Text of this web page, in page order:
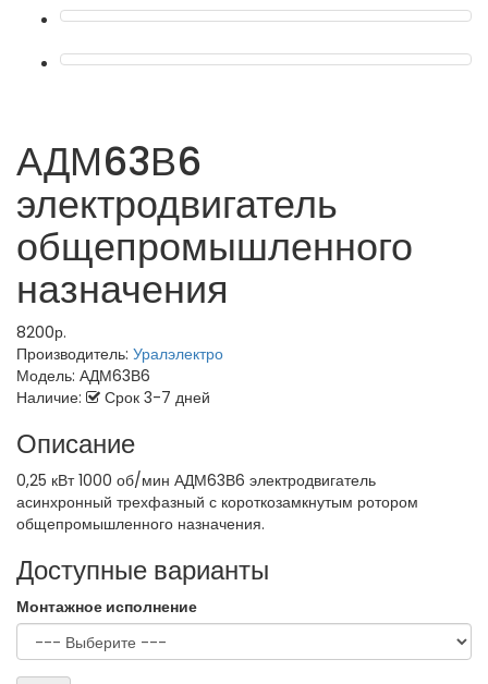
АДМ63В6
электродвигатель
общепромышленного
назначения
8200р.
Производитель: Уралэлектро
Модель: АДМ63В6
Наличие:
Срок 3-7 дней
Описание
0,25 кВт 1000 об/мин АДМ63В6 электродвигатель
асинхронный трехфазный с короткозамкнутым ротором
общепромышленного назначения.
Доступные варианты
Монтажное исполнение